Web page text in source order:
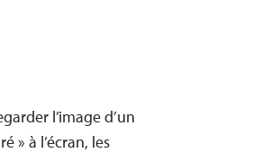
l’image d’un
» à l’écran, les